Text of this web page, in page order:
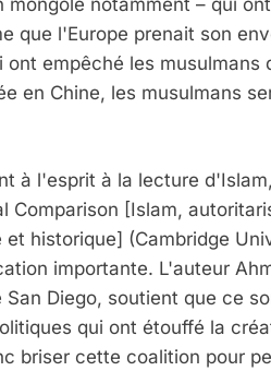
notamment – qui
que l'Europe prenait son
empêché les musulmans
en Chine, les musulmans
à l'esprit à la lecture
Comparison [Islam,
historique] (Cambridge
importante. L'auteur
Diego, soutient que ce
qui ont étouffé la
briser cette coalition pour